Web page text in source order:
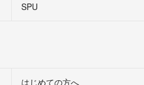
SPU
はじめての方へ